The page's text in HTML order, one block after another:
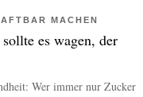
MACHEN
es wagen, der
Wer immer nur Zucker